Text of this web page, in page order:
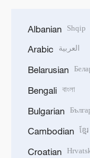
Albanian Shqip
Arabic العربية
Belarusian
Bengali বাংলা
Bulgarian
Cambodian ខ្មែរ
Croatian